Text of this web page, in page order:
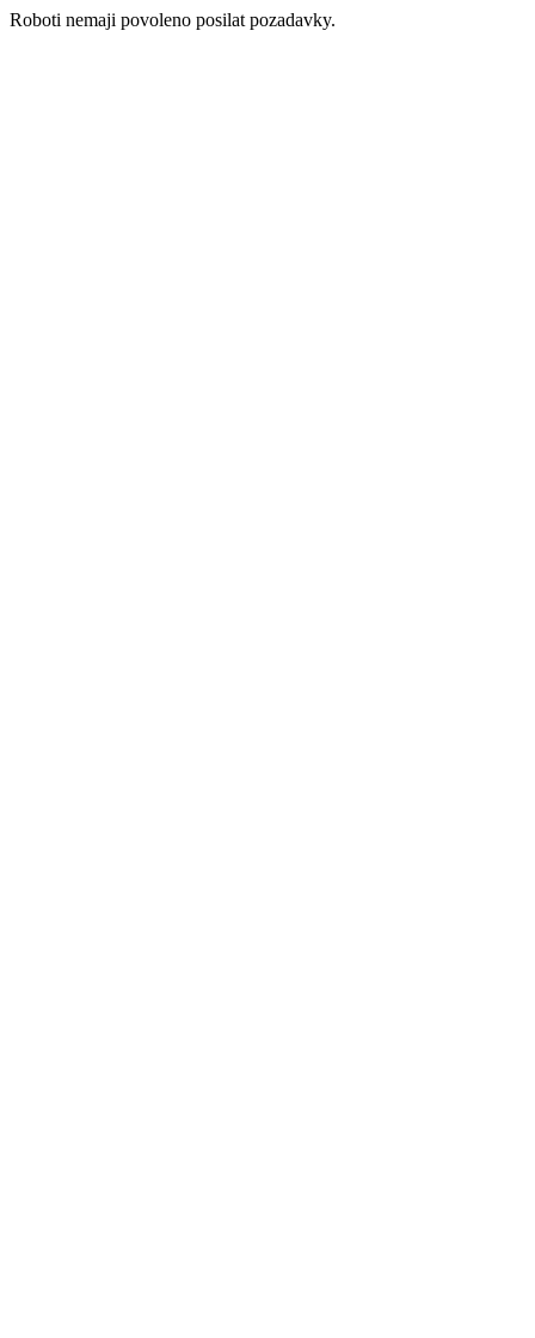
Roboti nemaji povoleno posilat pozadavky.